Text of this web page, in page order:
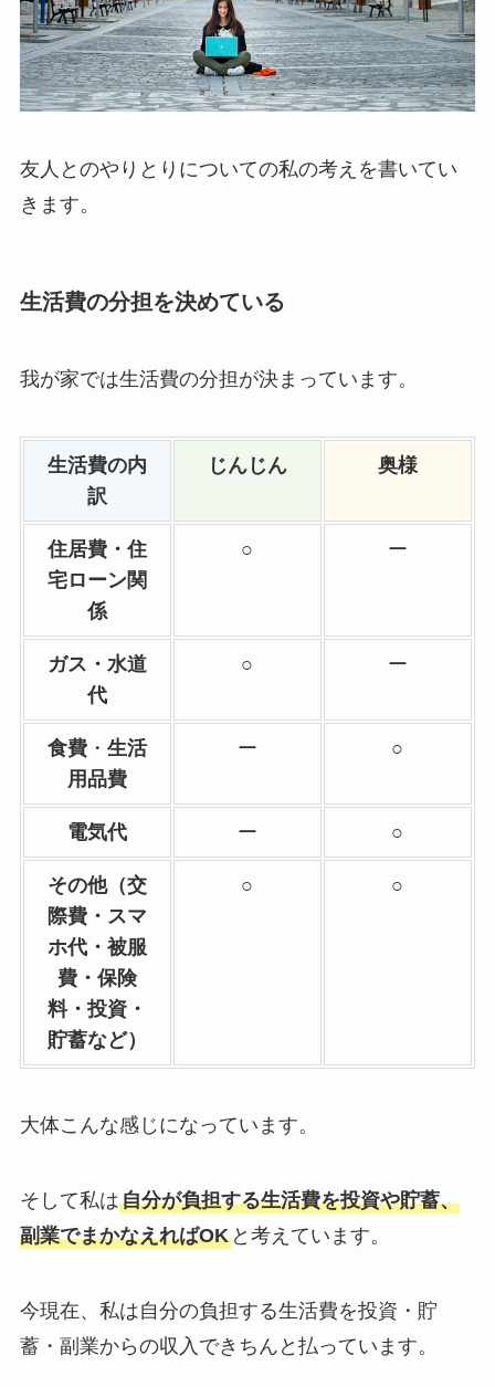
友人とのやりとりについての私の考えを書いてい
きます。
生活費の分担を決めている
我が家では生活費の分担が決まっています。
生活費の内
訳
じんじん 奥様
住居費・住
宅ローン関
係
○ ー
ガス・水道
代
○ ー
食費・ 生活
用品費
ー ○
電気代 ー ○
その他（交
際費・スマ
ホ代・被服
費・保険
料・投資・
貯蓄など）
○ ○
大体こんな感じになっています。
そして私は自分が負担する生活費を投資や貯蓄、
副業でまかなえればOKと考えています。
今現在、私は自分の負担する生活費を投資・貯
蓄・副業からの収入できちんと払っています。